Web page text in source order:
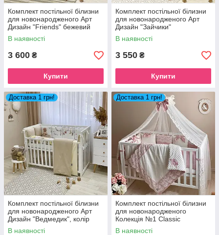
Комплект постільної білизни
для новонародженого Арт
Дизайн "Friends" бежевий
В наявності
3 600 ₴
Купити
Комплект постільної білизни
для новонародженого Арт
Дизайн "Зайчики"
В наявності
3 550 ₴
Купити
Доставка 1 грн!
Комплект постільної білизни
для новонародженого Арт
Дизайн "Ведмедик", колір
бежевий
В наявності
Доставка 1 грн!
Комплект постільної білизни
для новонародженого
Колекція №1 Classic
Запорошена троянда
В наявності